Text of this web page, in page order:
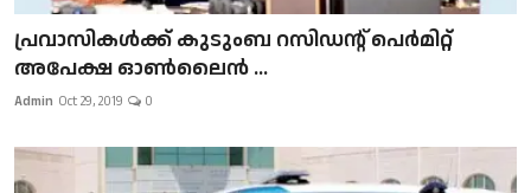
പ്രവാസികള്‍ക്ക് കുടുംബ റസിഡന്റ് പെർമിറ്റ്
അപേക്ഷ ഓൺലൈൻ ...
Admin Oct 29, 2019 0